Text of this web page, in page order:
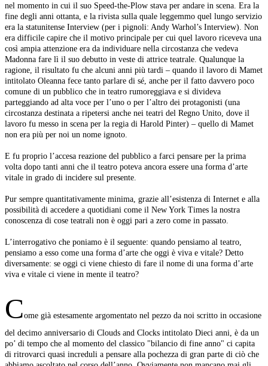
nel momento in cui il suo Speed-the-Plow stava per andare in scena. Era la
fine degli anni ottanta, e la rivista sulla quale leggemmo quel lungo servizio
era la statunitense Interview (per i pignoli: Andy Warhol’s Interview). Non
era difficile capire che il motivo principale per cui quel lavoro riceveva una
così ampia attenzione era da individuare nella circostanza che vedeva
Madonna fare lì il suo debutto in veste di attrice teatrale. Qualunque la
ragione, il risultato fu che alcuni anni più tardi – quando il lavoro di Mamet
intitolato Oleanna fece tanto parlare di sé, anche per il fatto davvero poco
comune di un pubblico che in teatro rumoreggiava e si divideva
parteggiando ad alta voce per l’uno o per l’altro dei protagonisti (una
circostanza destinata a ripetersi anche nei teatri del Regno Unito, dove il
lavoro fu messo in scena per la regia di Harold Pinter) – quello di Mamet
non era più per noi un nome ignoto.
E fu proprio l’accesa reazione del pubblico a farci pensare per la prima
volta dopo tanti anni che il teatro poteva ancora essere una forma d’arte
vitale in grado di incidere sul presente.
Pur sempre quantitativamente minima, grazie all’esistenza di Internet e alla
possibilità di accedere a quotidiani come il New York Times la nostra
conoscenza di cose teatrali non è oggi pari a zero come in passato.
L’interrogativo che poniamo è il seguente: quando pensiamo al teatro,
pensiamo a esso come una forma d’arte che oggi è viva e vitale? Detto
diversamente: se oggi ci viene chiesto di fare il nome di una forma d’arte
viva e vitale ci viene in mente il teatro?
Come già estesamente argomentato nel pezzo da noi scritto in occasione
del decimo anniversario di Clouds and Clocks intitolato Dieci anni, è da un
po’ di tempo che al momento del classico "bilancio di fine anno" ci capita
di ritrovarci quasi increduli a pensare alla pochezza di gran parte di ciò che